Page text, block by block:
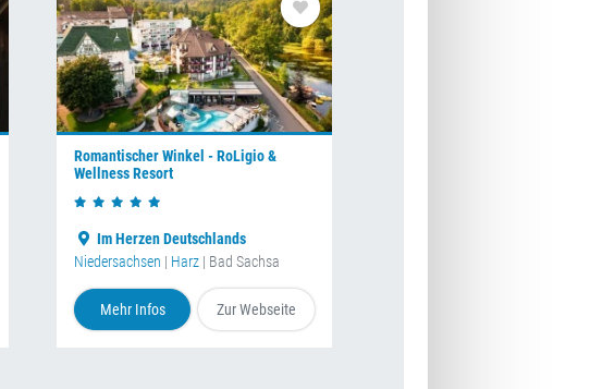
Romantischer Winkel - RoLigio &
Wellness Resort
Im Herzen Deutschlands
Niedersachsen | Harz | Bad Sachsa
Mehr Infos Zur Webseite